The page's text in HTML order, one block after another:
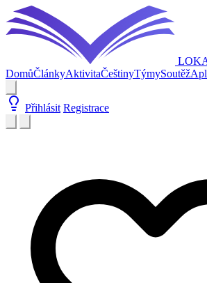
DomůČlánkyAktivitaČeštinyTýmySoutěž
Přihlásit Registrace